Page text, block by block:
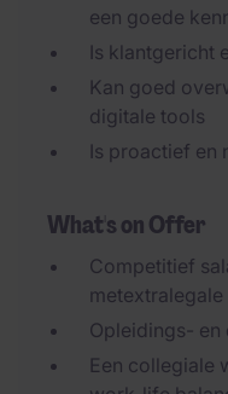
een goede
Is klantgericht
Kan goed
digitale tools
Is proactief en
What's on Offer
Competitief
Opleidings-
Een collegiale